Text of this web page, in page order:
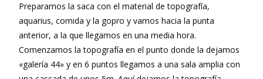
Preparamos la saca con el material de topografía,
aquarius, comida y la gopro y vamos hacia la punta
anterior, a la que llegamos en una media hora.
Comenzamos la topografía en el punto donde la dejamos
«galería 44» y en 6 puntos llegamos a una sala amplia con